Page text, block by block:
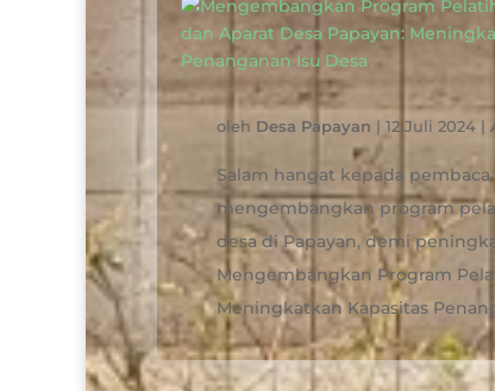
oleh Desa Papayan | 12 Juli 2024 |
Salam hangat kepada pembaca
mengembangkan program
desa di Papayan, demi
Mengembangkan Program
Meningkatkan Kapasitas